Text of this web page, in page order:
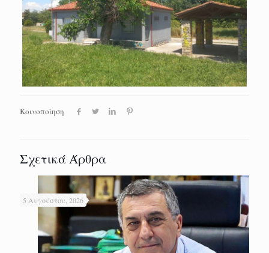
Κοινοποίηση
Σχετικά Άρθρα
5 Αυγούστου, 2026